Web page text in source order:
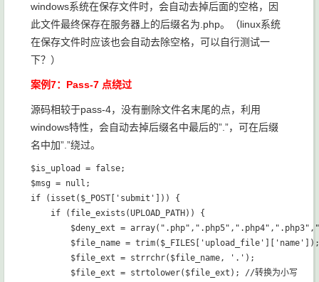
windows系统在保存文件时，会自动去掉后面的空格，因
此文件最终保存在服务器上的后缀名为.php。（linux系统
在保存文件时应该也会自动去除空格，可以自行测试一
下？）
案例7：Pass-7 点绕过
源码相较于pass-4，没有删除文件名末尾的点，利用
windows特性，会自动去掉后缀名中最后的”.”，可在后缀
名中加”.”绕过。
$is_upload = false;
$msg = null;
if (isset($_POST['submit'])) {
    if (file_exists(UPLOAD_PATH)) {
$deny_ext =
        $file_name = trim($_FILES['upload_file']['name']);
        $file_ext = strrchr($file_name, '.');
        $file_ext = strtolower($file_ext); //转换为小写